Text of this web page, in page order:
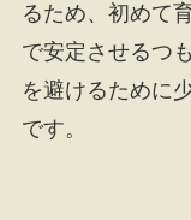
るため、初めて
で安定させるつ
を避けるために
です。